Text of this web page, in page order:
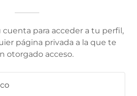
cuenta para acceder a tu perfil,
página privada a la que te
otorgado acceso.